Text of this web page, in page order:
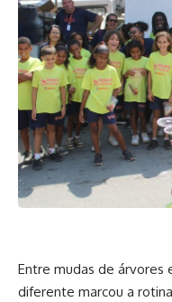
Entre mudas de árvores
diferente marcou a